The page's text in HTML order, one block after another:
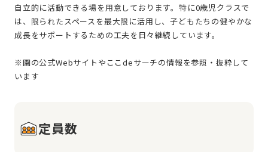
自立的に活動できる場を用意しております。特に0歳児クラスで
は、限られたスペースを最大限に活用し、子どもたちの健やかな
成長をサポートするための工夫を日々継続しています。
※園の公式Webサイトやここdeサーチの情報を参照・抜粋して
定員数